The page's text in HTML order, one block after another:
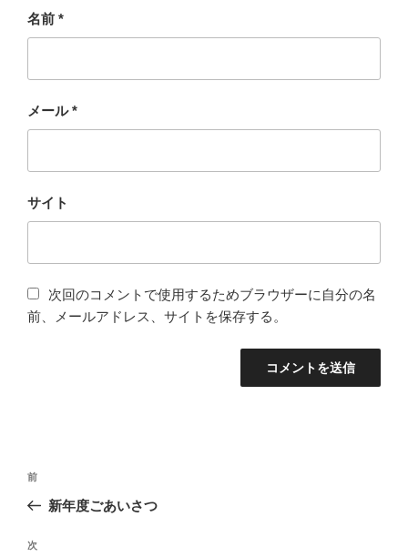
名前 *
メール*
サイト
次回のコメントで使用するためブラウザーに自分の名
前、メールアドレス、サイトを保存する。
投
ビ
過
去
投
前
新年度ごあいさつ
次
次